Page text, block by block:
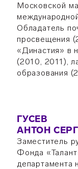
Московской
Обладатель
просвещения
«Династия» в
(2010, 2011),
образования
ГУСЕВ
АНТОН
Заместитель
Фонда
департамента